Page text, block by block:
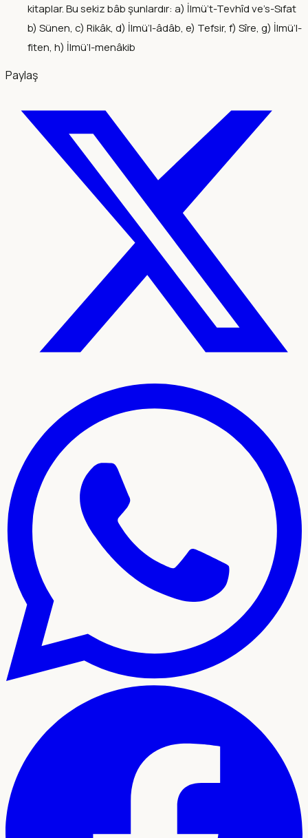
kitaplar. Bu sekiz bâb şunlardır: a) İlmü’t-Tevhîd ve’s-Sıfat
b) Sünen, c) Rikâk, d) İlmü’l-âdâb, e) Tefsir, f) Sîre, g) İlmü’l-
fiten, h) İlmü’l-menâkib
Paylaş